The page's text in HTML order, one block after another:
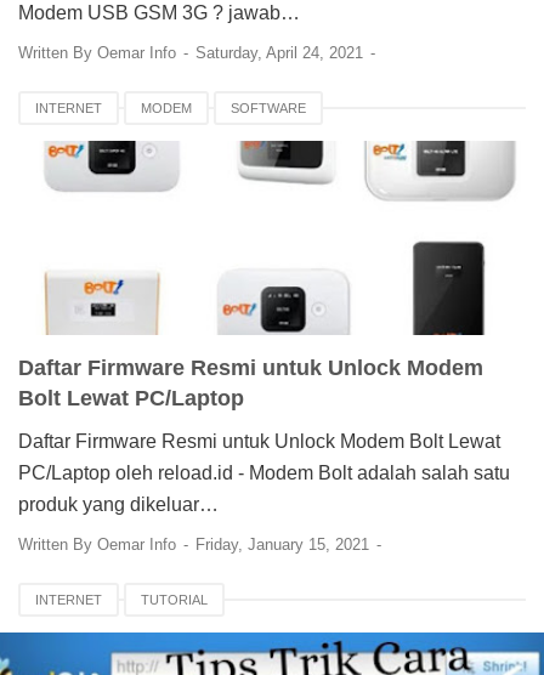
Modem USB GSM 3G ? jawab…
Written By Oemar Info Saturday, April 24, 2021
INTERNET MODEM SOFTWARE
Daftar Firmware Resmi untuk Unlock Modem
Bolt Lewat PC/Laptop
Daftar Firmware Resmi untuk Unlock Modem Bolt Lewat
PC/Laptop oleh reload.id - Modem Bolt adalah salah satu
produk yang dikeluar…
Written By Oemar Info Friday, January 15, 2021
INTERNET TUTORIAL